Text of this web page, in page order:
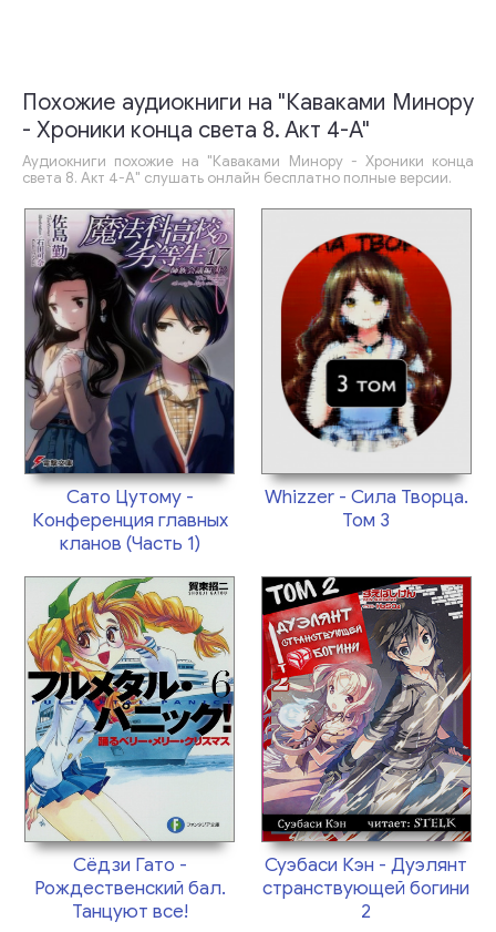
Похожие аудиокниги на "Каваками Минору
- Хроники конца света 8. Акт 4-А"
Аудиокниги похожие на "Каваками Минору - Хроники конца
света 8. Акт 4-А" слушать онлайн бесплатно полные версии.
Сато Цутому -
Конференция главных
кланов (Часть 1)
Whizzer - Сила Творца.
Том 3
Сёдзи Гато -
Рождественский бал.
Танцуют все!
Суэбаси Кэн - Дуэлянт
странствующей богини
2